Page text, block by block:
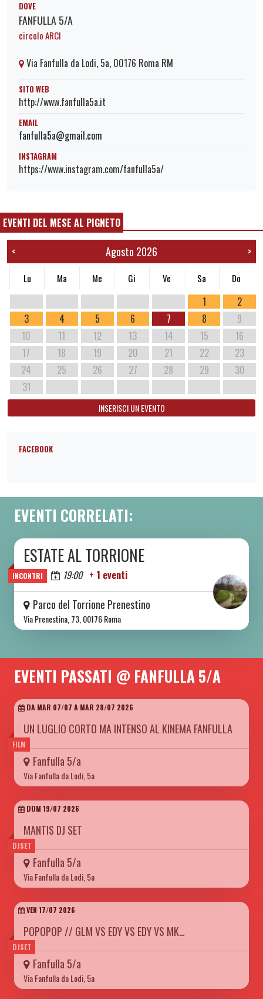
DOVE
FANFULLA 5/A
circolo ARCI
Via Fanfulla da Lodi, 5a, 00176 Roma RM
SITO WEB
http://www.fanfulla5a.it
EMAIL
fanfulla5a@gmail.com
INSTAGRAM
https://www.instagram.com/fanfulla5a/
EVENTI DEL MESE AL PIGNETO
< Agosto 2026 >
Lu Ma Me Gi Ve Sa Do
1
2
3
4 5 6 7 8
9
10
11 12 13 14 15
16
17
18 19 20 21 22
23
24
25 26 27 28 29
30
31
INSERISCI UN EVENTO
FACEBOOK
EVENTI CORRELATI:
INCONTRI
DA SAB 06/06 A SAB 08/08 2026
ESTATE AL TORRIONE
Oggi 19:00 + 1 eventi
Parco del Torrione Prenestino
Via Prenestina, 73, 00176 Roma
EVENTI PASSATI @ FANFULLA 5/A
FILM
DA MAR 07/07 A MAR 28/07 2026
UN LUGLIO CORTO MA INTENSO AL KINEMA FANFULLA
Fanfulla 5/a
Via Fanfulla da Lodi, 5a
DJSET
DOM 19/07 2026
MANTIS DJ SET
Fanfulla 5/a
Via Fanfulla da Lodi, 5a
DJSET
VEN 17/07 2026
POPOPOP // GLM VS EDY VS EDY VS MK…
Fanfulla 5/a
Via Fanfulla da Lodi, 5a